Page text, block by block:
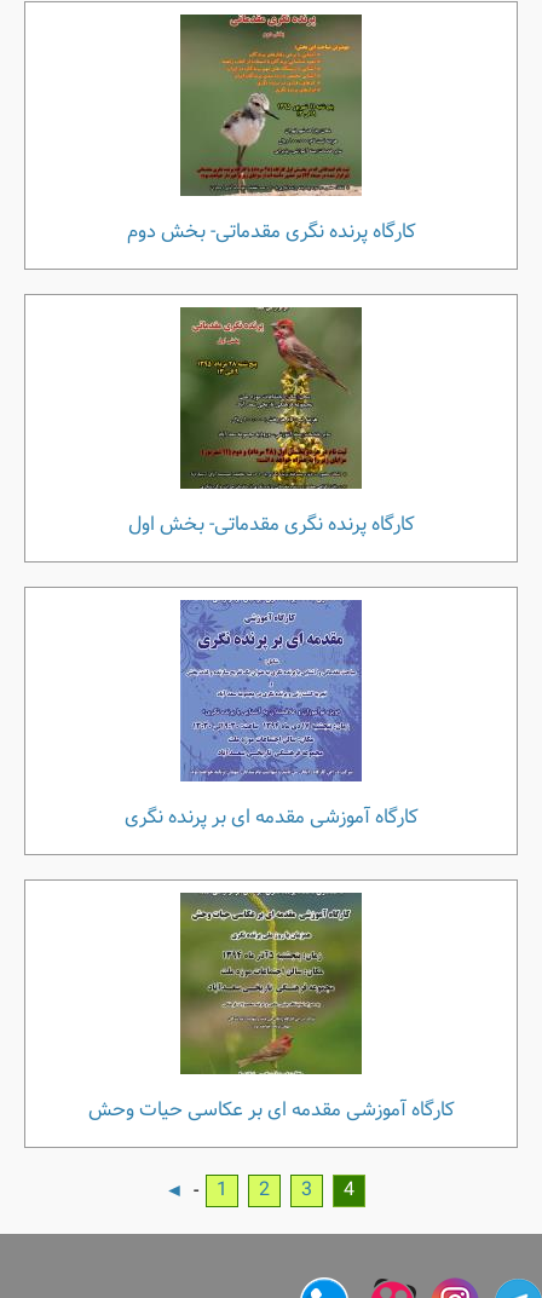
کارگاه پرنده نگری مقدماتی- بخش دوم
کارگاه پرنده نگری مقدماتی- بخش اول
کارگاه آموزشی مقدمه ای بر پرنده نگری
کارگاه آموزشی مقدمه ای بر عکاسی حیات وحش
◄ - 1 2 3 4